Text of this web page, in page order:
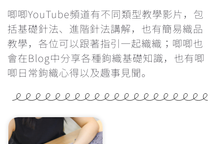
為甚麼鉤織會引致手痛？手痛該怎麼辦？
雙色鎖針的做法
重新入針時的方向
唧唧YouTube頻道有不同類型教學影片，包
括基礎針法、進階針法講解，也有簡易織品
教學，各位可以跟著指引一起織織；唧唧也
會在Blog中分享各種鉤織基礎知識，也有唧
唧日常鉤織心得以及趣事見聞。